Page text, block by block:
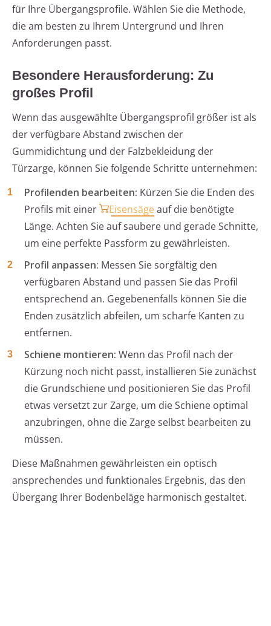
für Ihre Übergangsprofile. Wählen Sie die Methode,
die am besten zu Ihrem Untergrund und Ihren
Anforderungen passt.
Besondere Herausforderung: Zu
großes Profil
Wenn das ausgewählte Übergangsprofil größer ist als
der verfügbare Abstand zwischen der
Gummidichtung und der Falzbekleidung der
Türzarge, können Sie folgende Schritte unternehmen:
Profilenden bearbeiten: Kürzen Sie die Enden des
Profils mit einer
Eisensägeauf die benötigte
Länge. Achten Sie auf saubere und gerade Schnitte,
um eine perfekte Passform zu gewährleisten.
Profil anpassen: Messen Sie sorgfältig den
verfügbaren Abstand und passen Sie das Profil
entsprechend an. Gegebenenfalls können Sie die
Enden zusätzlich abfeilen, um scharfe Kanten zu
entfernen.
Schiene montieren: Wenn das Profil nach der
Kürzung noch nicht passt, installieren Sie zunächst
die Grundschiene und positionieren Sie das Profil
etwas versetzt zur Zarge, um die Schiene optimal
anzubringen, ohne die Zarge selbst bearbeiten zu
müssen.
Diese Maßnahmen gewährleisten ein optisch
ansprechendes und funktionales Ergebnis, das den
Übergang Ihrer Bodenbeläge harmonisch gestaltet.